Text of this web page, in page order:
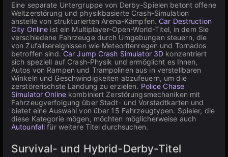
Eine separate Untergruppe von Derby-Spielen betont offene
Weltzerstörung und physikbasierte Crash-Simulation
anstelle von strukturierten Arena-Kämpfen. Car Destruction
City Online ist ein Multiplayer-Open-World-Titel, in dem Sie
verschiedene Fahrzeuge durch Umgebungen steuern, die
von Zufallsereignissen wie Meteoritenregen und Tornados
betroffen sind. Car Jump Crash Simulator 3D konzentriert
sich speziell auf Crash-Physik und ermöglicht es Ihnen,
Autos von Rampen und Trampolinen aus in verstellbaren
Winkeln und Geschwindigkeiten abzufeuern, um die
zerstörerischste Landung zu erzielen. Police Chase
Simulator Onlinekombiniert Zerstörungsmechaniken mit
Fahrzeugverfolgung über Stadt- und Vorstadtkarten und
bietet eine Auswahl von über 15 Fahrzeugtypen. Spieler, die
diese Kategorie mögen, möchten möglicherweise auch
Autounfall für weitere Titel durchsuchen.
Survival- und Hybrid-Derby-Titel